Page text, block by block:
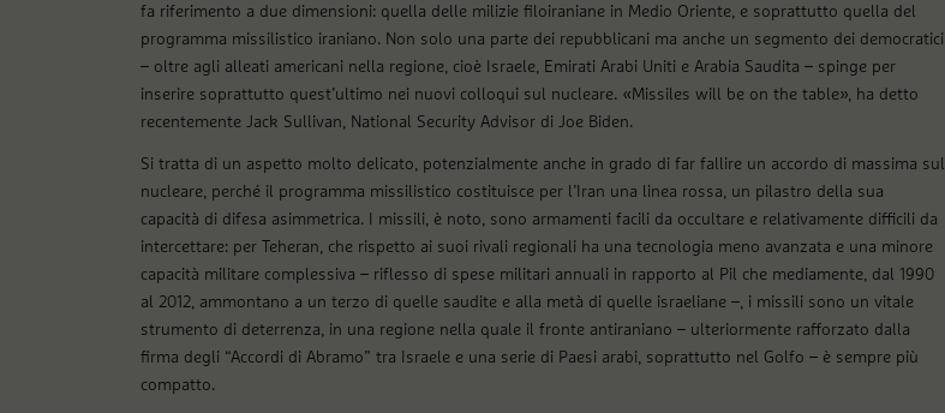
fa riferimento a due dimensioni: quella delle milizie filoiraniane in Medio Oriente, e soprattutto quella del
programma missilistico iraniano. Non solo una parte dei repubblicani ma anche un segmento dei democratici
– oltre agli alleati americani nella regione, cioè Israele, Emirati Arabi Uniti e Arabia Saudita – spinge per
inserire soprattutto quest’ultimo nei nuovi colloqui sul nucleare. «Missiles will be on the table», ha detto
recentemente Jack Sullivan, National Security Advisor di Joe Biden.
Si tratta di un aspetto molto delicato, potenzialmente anche in grado di far fallire un accordo di massima sul
nucleare, perché il programma missilistico costituisce per l’Iran una linea rossa, un pilastro della sua
capacità di difesa asimmetrica. I missili, è noto, sono armamenti facili da occultare e relativamente difficili da
intercettare: per Teheran, che rispetto ai suoi rivali regionali ha una tecnologia meno avanzata e una minore
capacità militare complessiva – riflesso di spese militari annuali in rapporto al Pil che mediamente, dal 1990
al 2012, ammontano a un terzo di quelle saudite e alla metà di quelle israeliane –, i missili sono un vitale
strumento di deterrenza, in una regione nella quale il fronte antiraniano – ulteriormente rafforzato dalla
firma degli “Accordi di Abramo” tra Israele e una serie di Paesi arabi, soprattutto nel Golfo – è sempre più
compatto.